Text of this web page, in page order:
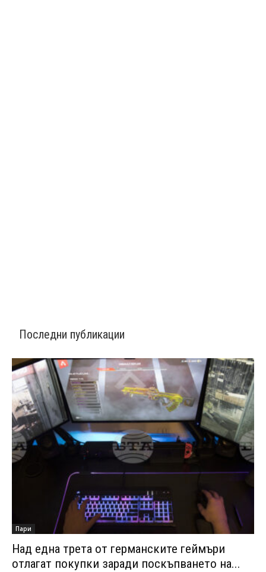
Последни публикации
Пари
Над една трета от германските геймъри
отлагат покупки заради поскъпването на...